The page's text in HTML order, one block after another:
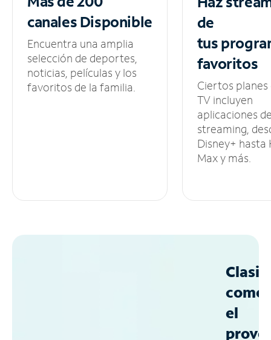
canalesDisponible
Encuentra una amplia
selección de deportes,
noticias, películas y los
favoritos de la familia.
de
tus
favoritos
Ciertos planes
TV incluyen
aplicaciones
streaming,
Disney+ hasta
Max y más.
como
el